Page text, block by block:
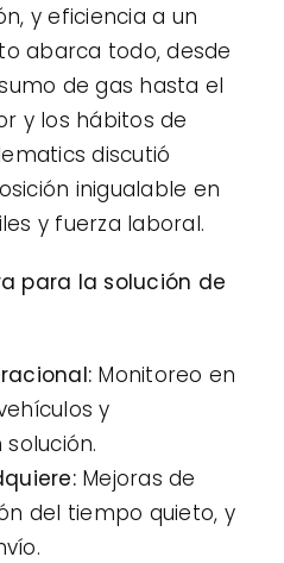
y eficiencia a un
abarca todo, desde
de gas hasta el
y los hábitos de
discutió
inigualable en
y fuerza laboral.
para la solución de
Monitoreo en
y
Mejoras de
del tiempo quieto, y